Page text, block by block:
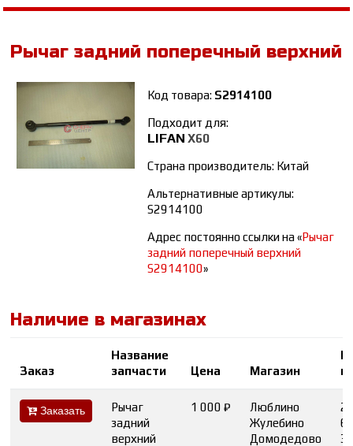
Рычаг задний поперечный верхний
Код товара: S2914100
Подходит для:
LIFAN Х60
Страна производитель: Китай
Альтернативные артикулы:
S2914100
Адрес постоянно ссылки на «Рычаг
задний поперечный верхний
S2914100»
Наличие в магазинах
Заказ
Название
запчасти
Цена Магазин
Заказать
Рычаг
задний
верхний
1 000 ₽
Люблино
Жулебино
Домодедово
2
6
3